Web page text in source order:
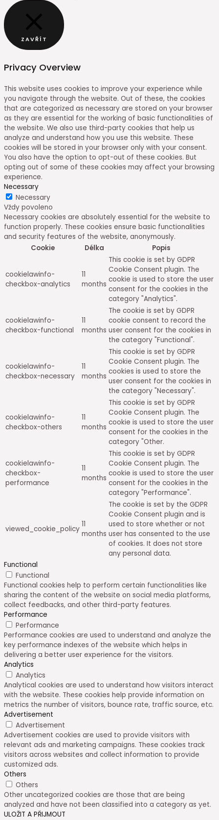
ZAVŘÍT
Privacy Overview
This website uses cookies to improve your experience while
you navigate through the website. Out of these, the cookies
that are categorized as necessary are stored on your browser
as they are essential for the working of basic functionalities of
the website. We also use third-party cookies that help us
analyze and understand how you use this website. These
cookies will be stored in your browser only with your consent.
You also have the option to opt-out of these cookies. But
opting out of some of these cookies may affect your browsing
experience.
Necessary
Necessary
Vždy povoleno
Necessary cookies are absolutely essential for the website to
function properly. These cookies ensure basic functionalities
and security features of the website, anonymously.
Cookie
Délka Popis
cookielawinfo-
checkbox-analytics
11
months
This cookie is set by GDPR
Cookie Consent plugin. The
cookie is used to store the user
consent for the cookies in the
category "Analytics".
cookielawinfo-
checkbox-functional
11
months
The cookie is set by GDPR
cookie consent to record the
user consent for the cookies in
the category "Functional".
cookielawinfo-
checkbox-necessary
11
months
This cookie is set by GDPR
Cookie Consent plugin. The
cookies is used to store the
user consent for the cookies in
the category "Necessary".
cookielawinfo-
checkbox-others
11
months
This cookie is set by GDPR
Cookie Consent plugin. The
cookie is used to store the user
consent for the cookies in the
category "Other.
cookielawinfo-
checkbox-
performance
11
months
This cookie is set by GDPR
Cookie Consent plugin. The
cookie is used to store the user
consent for the cookies in the
category "Performance".
viewed_cookie_policy
11
months
The cookie is set by the GDPR
Cookie Consent plugin and is
used to store whether or not
user has consented to the use
of cookies. It does not store
any personal data.
Functional
Functional
Functional cookies help to perform certain functionalities like
sharing the content of the website on social media platforms,
collect feedbacks, and other third-party features.
Performance
Performance
Performance cookies are used to understand and analyze the
key performance indexes of the website which helps in
delivering a better user experience for the visitors.
Analytics
Analytics
Analytical cookies are used to understand how visitors interact
with the website. These cookies help provide information on
metrics the number of visitors, bounce rate, traffic source, etc.
Advertisement
Advertisement
Advertisement cookies are used to provide visitors with
relevant ads and marketing campaigns. These cookies track
visitors across websites and collect information to provide
customized ads.
Others
Others
Other uncategorized cookies are those that are being
analyzed and have not been classified into a category as yet.
ULOŽIT A PŘIJMOUT